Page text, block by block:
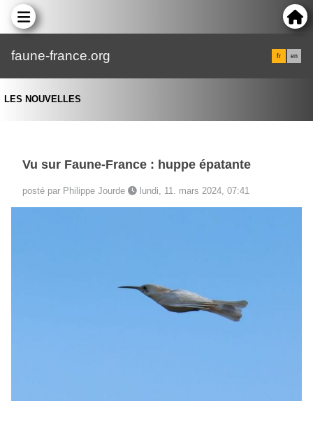
faune-france.org fr en
LES NOUVELLES
Vu sur Faune-France : huppe épatante
posté par Philippe Jourde lundi, 11. mars 2024, 07:41